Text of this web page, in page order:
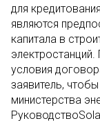
для
являются
капитала в
условия
заявитель,
министерства